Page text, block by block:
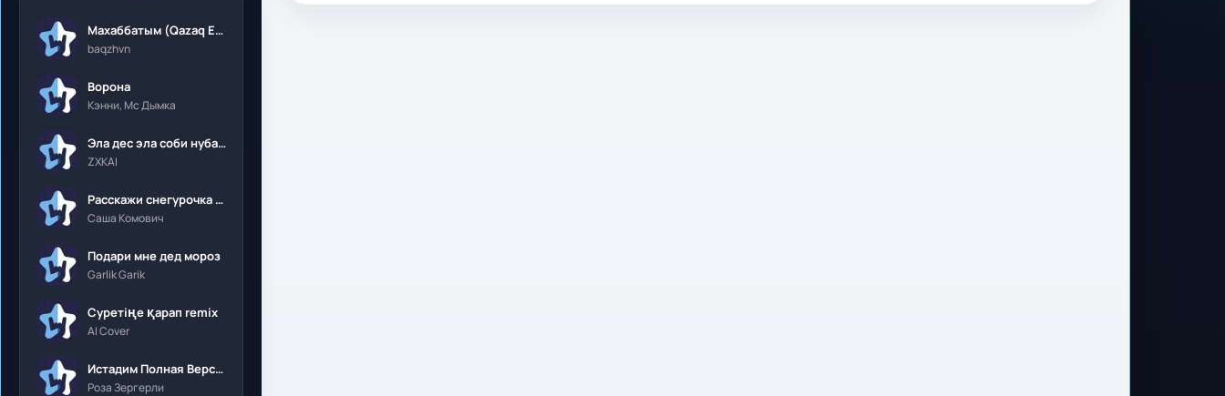
Махаббатым (Qazaq Edition)
baqzhvn
Ворона
Кэнни, Мс Дымка
Эла дес эла соби нубалеприсон
ZXKAI
Расскажи снегурочка где была
Саша Комович
Подари мне дед мороз
Garlik Garik
Суретіңе қарап remix
AI Cover
Истадим Полная Версия
Роза Зергерли